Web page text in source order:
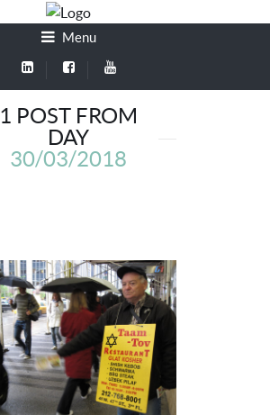
Menu
1 POST FROM
DAY
30/03/2018